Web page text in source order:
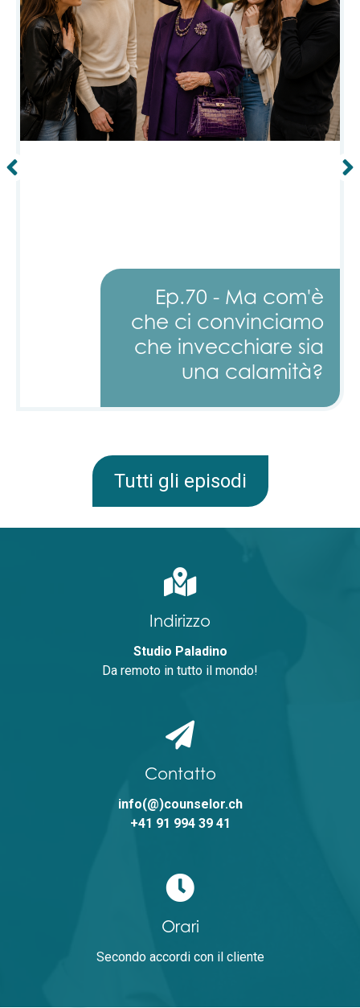
Ep.70 - Ma com'è
che ci convinciamo
che invecchiare sia
una calamità?
Tutti gli episodi
Indirizzo
Studio Paladino
Da remoto in tutto il mondo!
Contatto
info(@)counselor.ch
+41 91 994 39 41
Orari
Secondo accordi con il cliente
Alternative:
Invia
Alternative: